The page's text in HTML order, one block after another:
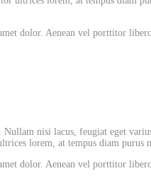
dolor. Aenean vel porttitor
nisi lacus, feugiat eget
lorem, at tempus diam purus
dolor. Aenean vel porttitor